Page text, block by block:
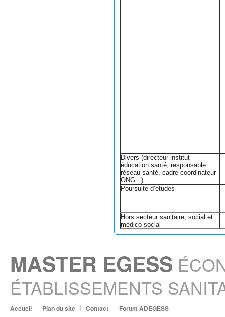
Divers (directeur institut
éducation santé, responsable
réseau santé, cadre coordinateur
ONG...)
Poursuite d’études
Hors secteur sanitaire, social et
médico-social
MASTER EGESS
ÉTABLISSEMENTS
Accueil Plan du site Contact Forum ADEGESS